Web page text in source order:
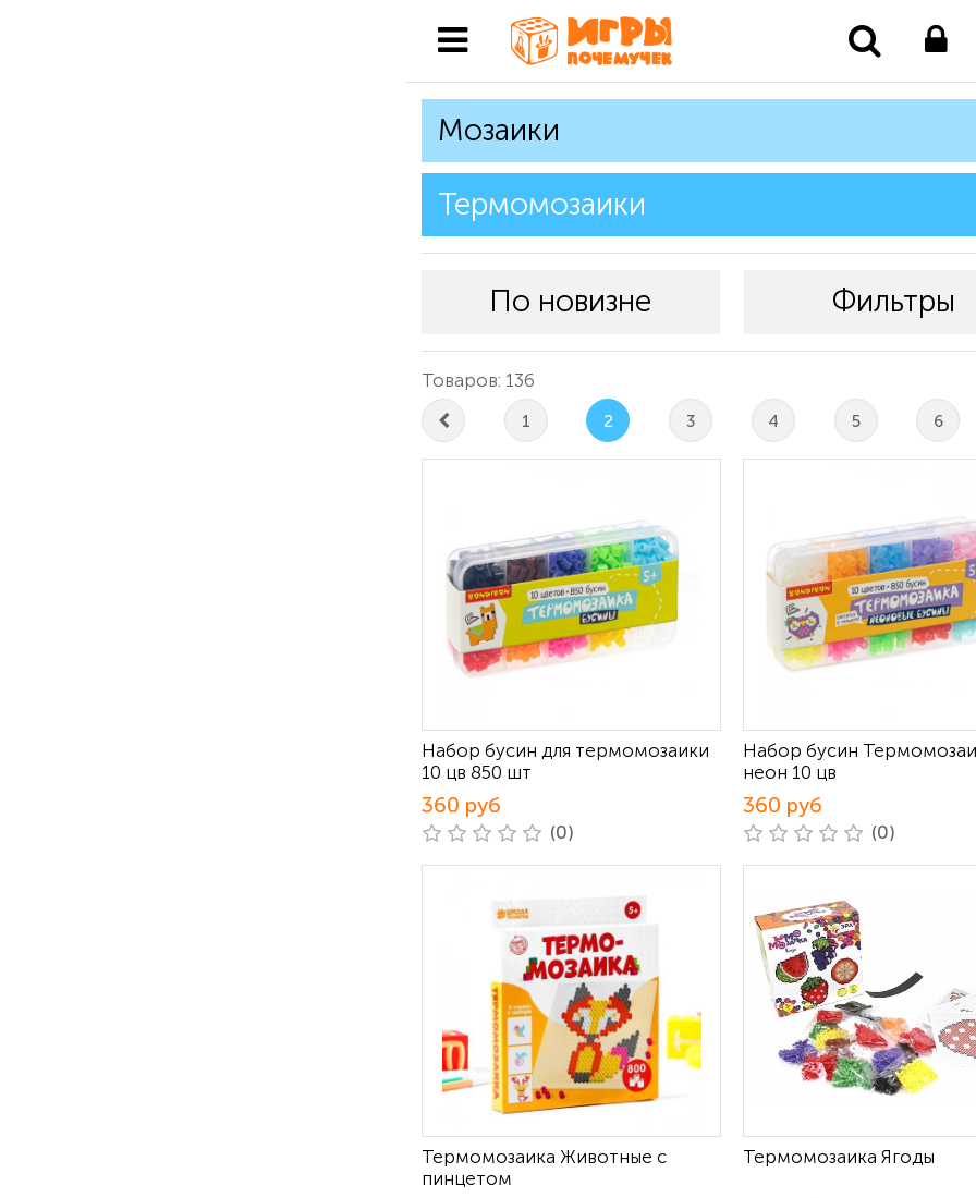
Мозаики
Термомозаики
По новизне Фильтры
Товаров: 136
1 2 3 4 5 6
Набор бусин для термомозаики
10 цв 850 шт
360 руб
(0)
Набор бусин
неон 10 цв
360 руб
(0)
Термомозаика Животные с
пинцетом
Термомозаика Ягоды